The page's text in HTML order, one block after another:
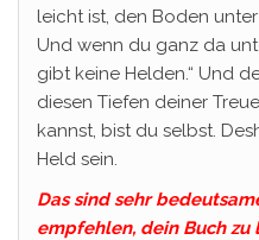
leicht ist, den Boden
Und wenn du ganz da
gibt keine Helden.“ Und
diesen Tiefen deiner
kannst, bist du selbst.
Held sein.
Das sind sehr
empfehlen, dein Buch zu